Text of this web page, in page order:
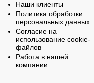
Наши клиенты
Политика обработки
персональных данных
Согласие на
использование cookie-
файлов
Работа в нашей
компании